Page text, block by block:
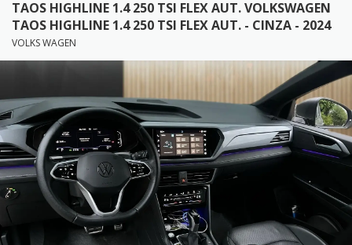
TAOS HIGHLINE 1.4 250 TSI FLEX AUT. VOLKSWAGEN
TAOS HIGHLINE 1.4 250 TSI FLEX AUT. - CINZA - 2024
VOLKS WAGEN